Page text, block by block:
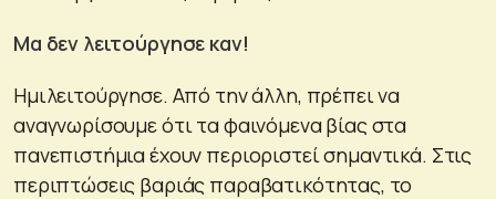
Μα δεν λειτούργησε καν!
Ημιλειτούργησε. Από την άλλη, πρέπει να
αναγνωρίσουμε ότι τα φαινόμενα βίας στα
πανεπιστήμια έχουν περιοριστεί σημαντικά. Στις
περιπτώσεις βαριάς παραβατικότητας, το